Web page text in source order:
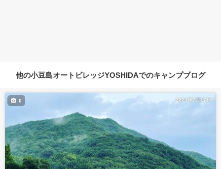
他の小豆島オートビレッジYOSHIDAでのキャンプブログ
2023年7月17日
6